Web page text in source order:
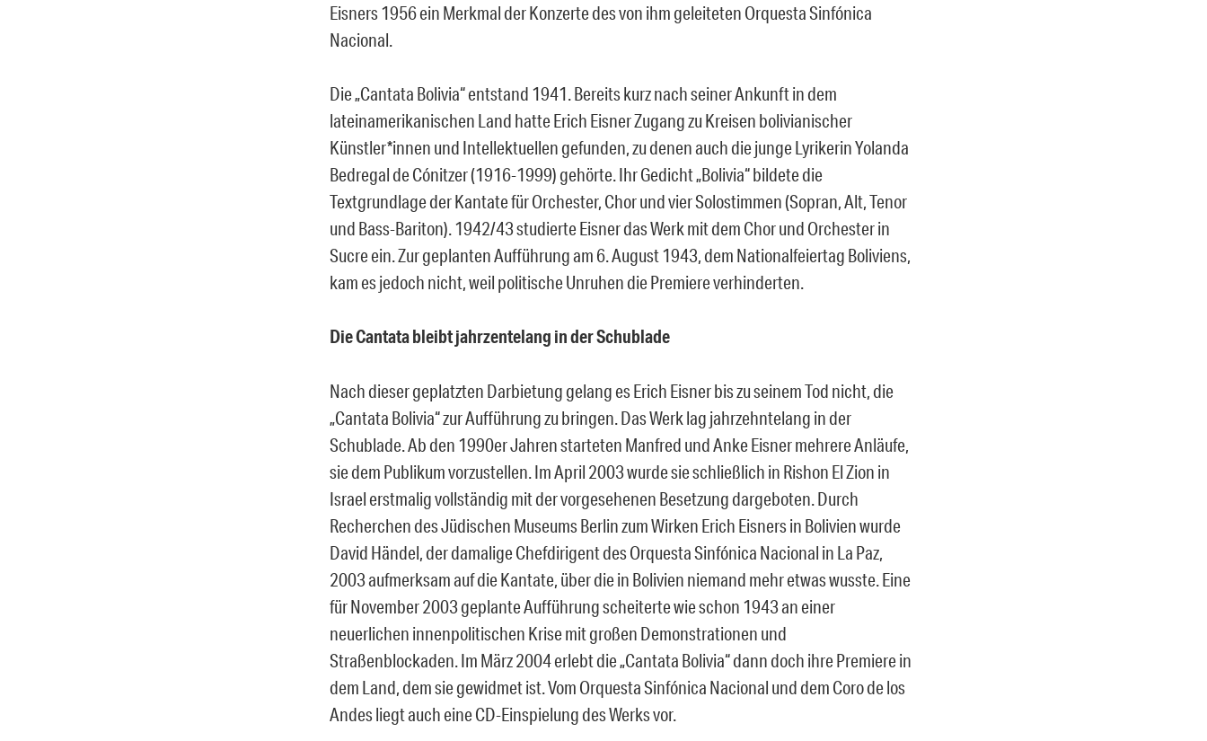
Eisners 1956 ein Merkmal der Konzerte des von ihm geleiteten Orquesta Sinfónica
Nacional.
Die „Cantata Bolivia“ entstand 1941. Bereits kurz nach seiner Ankunft in dem
lateinamerikanischen Land hatte Erich Eisner Zugang zu Kreisen bolivianischer
Künstler*innen und Intellektuellen gefunden, zu denen auch die junge Lyrikerin Yolanda
Bedregal de Cónitzer (1916-1999) gehörte. Ihr Gedicht „Bolivia“ bildete die
Textgrundlage der Kantate für Orchester, Chor und vier Solostimmen (Sopran, Alt, Tenor
und Bass-Bariton). 1942/43 studierte Eisner das Werk mit dem Chor und Orchester in
Sucre ein. Zur geplanten Aufführung am 6. August 1943, dem Nationalfeiertag Boliviens,
kam es jedoch nicht, weil politische Unruhen die Premiere verhinderten.
Die Cantata bleibt jahrzentelang in der Schublade
Nach dieser geplatzten Darbietung gelang es Erich Eisner bis zu seinem Tod nicht, die
„Cantata Bolivia“ zur Aufführung zu bringen. Das Werk lag jahrzehntelang in der
Schublade. Ab den 1990er Jahren starteten Manfred und Anke Eisner mehrere Anläufe,
sie dem Publikum vorzustellen. Im April 2003 wurde sie schließlich in Rishon El Zion in
Israel erstmalig vollständig mit der vorgesehenen Besetzung dargeboten. Durch
Recherchen des Jüdischen Museums Berlin zum Wirken Erich Eisners in Bolivien wurde
David Händel, der damalige Chefdirigent des Orquesta Sinfónica Nacional in La Paz,
2003 aufmerksam auf die Kantate, über die in Bolivien niemand mehr etwas wusste. Eine
für November 2003 geplante Aufführung scheiterte wie schon 1943 an einer
neuerlichen innenpolitischen Krise mit großen Demonstrationen und
Straßenblockaden. Im März 2004 erlebt die „Cantata Bolivia“ dann doch ihre Premiere in
dem Land, dem sie gewidmet ist. Vom Orquesta Sinfónica Nacional und dem Coro de los
Andes liegt auch eine CD-Einspielung des Werks vor.